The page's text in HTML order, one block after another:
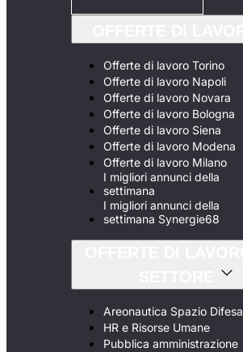
Offerte di lavoro Torino
Offerte di lavoro Napoli
Offerte di lavoro Novara
Offerte di lavoro Bologna
Offerte di lavoro Siena
Offerte di lavoro Modena
Offerte di lavoro Milano
I migliori annunci della
settimana
I migliori annunci della
settimana Synergie68
Areonautica Spazio Difesa
HR e Risorse Umane
Pubblica amministrazione